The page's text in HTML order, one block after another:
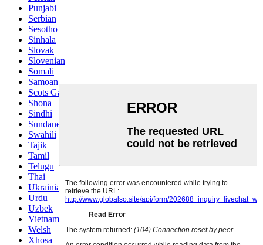
Punjabi
Serbian
Sesotho
Sinhala
Slovak
Slovenian
Somali
Samoan
Scots Gaelic
Shona
Sindhi
Sundanese
Swahili
Tajik
Tamil
Telugu
Thai
Ukrainian
Urdu
Uzbek
Vietnamese
Welsh
Xhosa